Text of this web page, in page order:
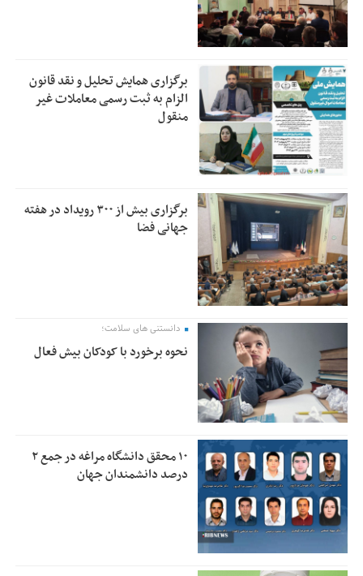
برگزاری همایش تحلیل و نقد قانون
الزام به ثبت رسمی معاملات غیر
منقول
برگزاری بیش از ۳۰۰ رویداد در هفته
جهانی فضا
دانستنی های سلامت؛
نحوه برخورد با کودکان بیش فعال
۱۰ محقق دانشگاه مراغه در جمع ۲
درصد دانشمندان جهان